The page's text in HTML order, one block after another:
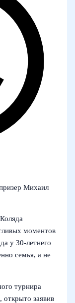
Михаил
моментов
у 30‑летнего
семья, а не
турнира
открыто заявив